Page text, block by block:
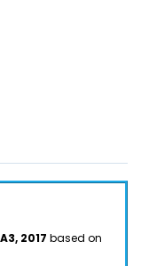
2017 based on